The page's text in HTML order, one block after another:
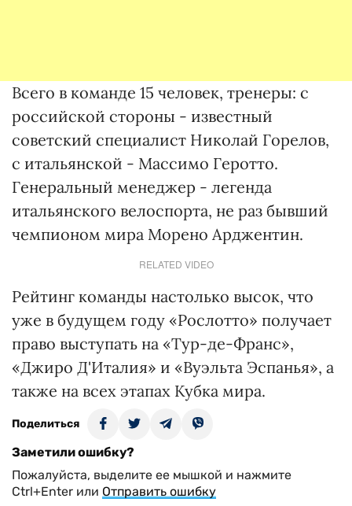
Всего в команде 15 человек, тренеры: с
российской стороны - известный
советский специалист Николай Горелов,
с итальянской - Массимо Геротто.
Генеральный менеджер - легенда
итальянского велоспорта, не раз бывший
чемпионом мира Морено Арджентин.
RELATED VIDEO
Рейтинг команды настолько высок, что
уже в будущем году «Рослотто» получает
право выступать на «Тур-де-Франс»,
«Джиро Д'Италия» и «Вуэльта Эспанья», а
также на всех этапах Кубка мира.
Поделиться
Заметили ошибку?
Пожалуйста, выделите ее мышкой и нажмите
Ctrl+Enter или Отправить ошибку